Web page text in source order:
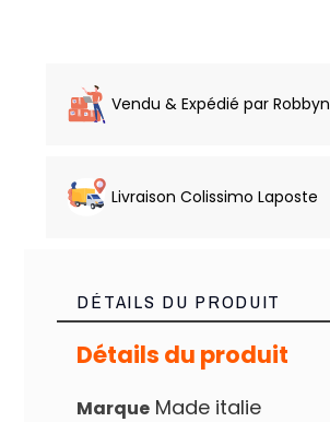
Vendu & Expédié par Robbyn
Livraison Colissimo Laposte
DÉTAILS DU PRODUIT
Détails du produit
Marque Made italie